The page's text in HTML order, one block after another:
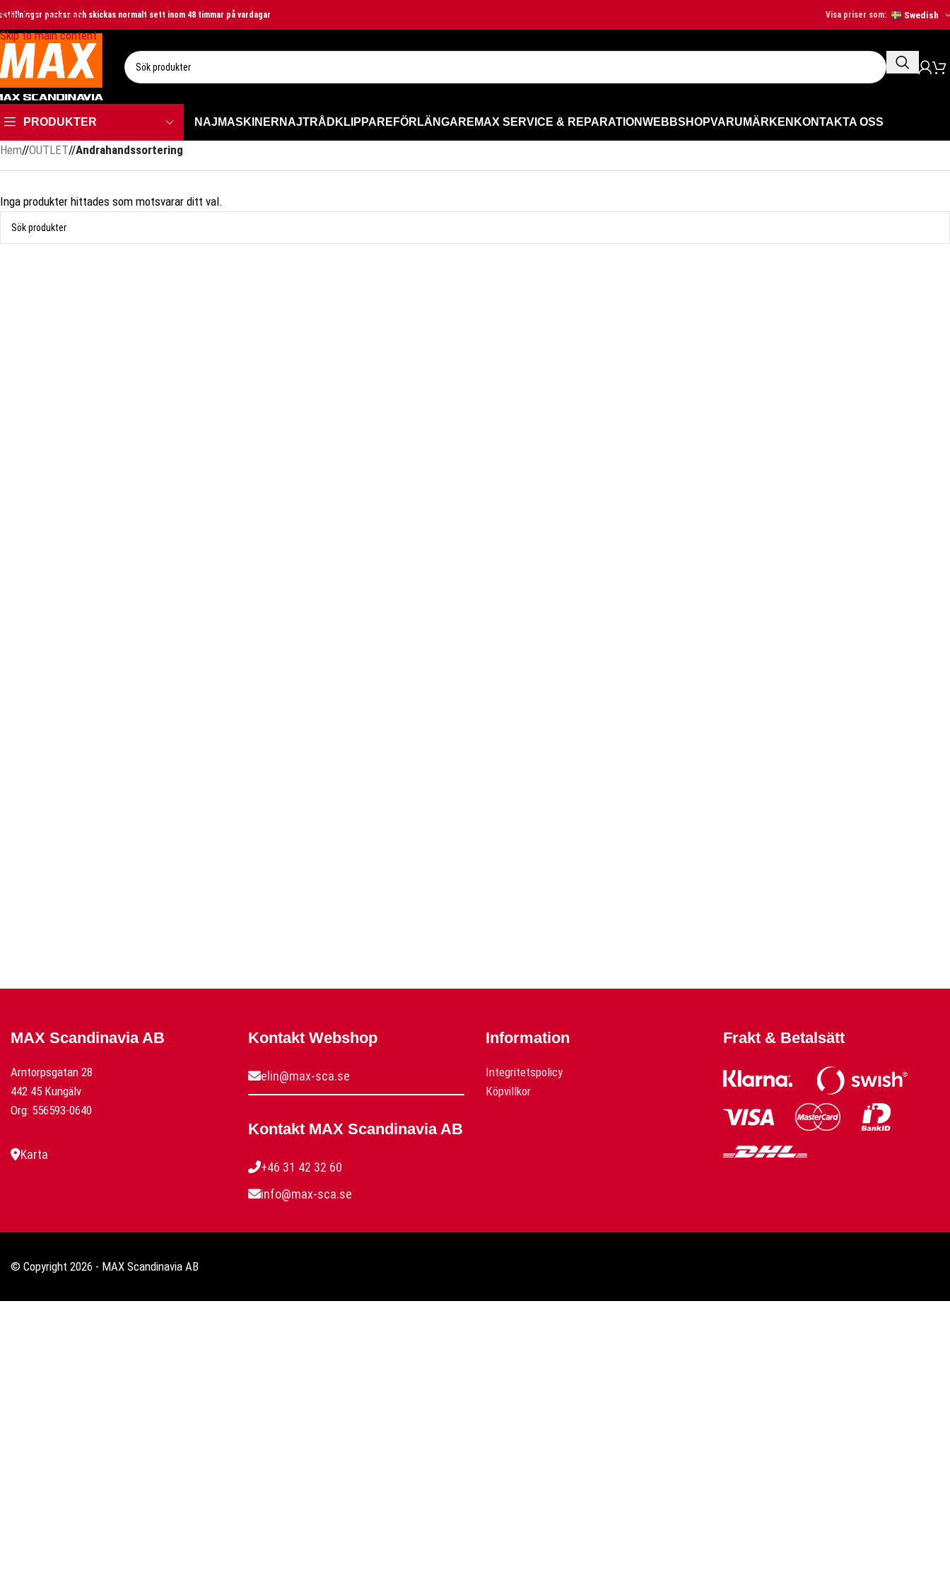
Skip to navigation
Skip to main content
packas och skickas normalt sett inom 48 timmar på vardagar Visa priser som: Swedish
PRODUKTER NAJMASKINER NAJTRÅD KLIPPARE FÖRLÄNGARE MAX SERVICE & REPARATIONWEBBSHOPVARUMÄRKEN KONTAKTA OSS
Hem/ OUTLET/ Andrahandssortering
Inga produkter hittades som motsvarar ditt val.
MAX Scandinavia AB
Arntorpsgatan 28
442 45 Kungälv
Org: 556593-0640
Karta
Kontakt Webshop
elin@max-sca.se
Kontakt MAX Scandinavia AB
+46 31 42 32 60
info@max-sca.se
Information
Integritetspolicy
Köpvillkor
Frakt & Betalsätt
© Copyright 2026 - MAX Scandinavia AB